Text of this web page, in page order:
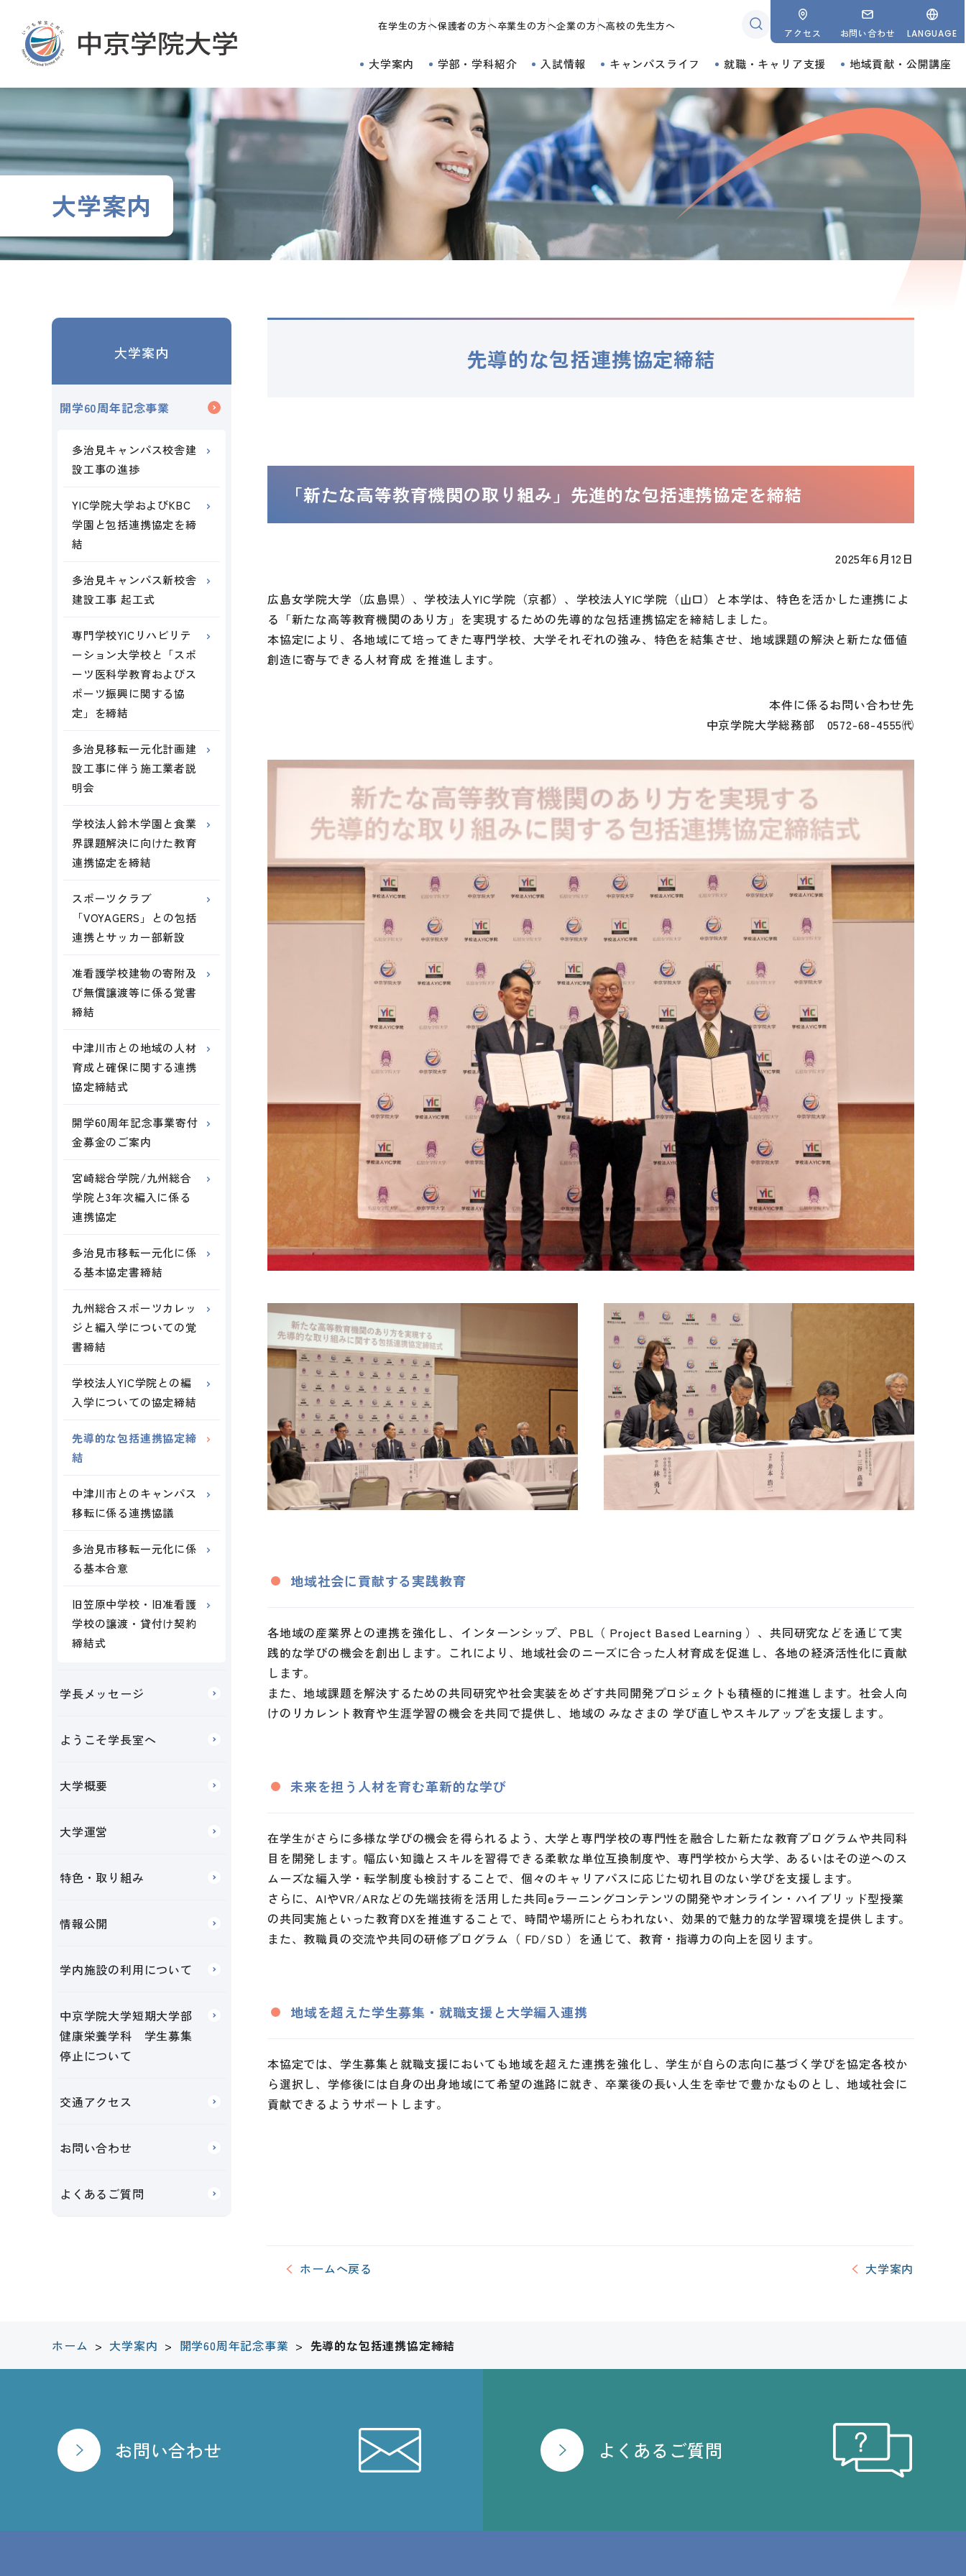
ル
ビ
ゲ
ー
へ
ナ
ゲ
ー
シ
へ
在学生の方へ保護者の方へ卒業生の方へ企業の方へ高校の先生方へ
アクセス お問い合わせ LANGUAGE
大学案内 学部・学科紹介 入試情報 キャンパスライフ 就職・キャリア支援 地域貢献・公開講座
大学案内
先導的な包括連携協定締結
「新たな高等教育機関の取り組み」先進的な包括連携協定を締結
2025年6月12日
広島女学院大学（広島県）、学校法人YIC学院（京都）、学校法人YIC学院（山口）と本学は、特色を活かした連携によ
る「新たな高等教育機関のあり方」を実現するための先導的な包括連携協定を締結しました。
本協定により、各地域にて培ってきた専門学校、大学それぞれの強み、特色を結集させ、地域課題の解決と新たな価値
創造に寄与できる人材育成 を推進します。
本件に係るお問い合わせ先
中京学院大学総務部 0572-68-4555㈹
地域社会に貢献する実践教育
各地域の産業界との連携を強化し、インターンシップ、PBL（ Project Based Learning ）、共同研究などを通じて実
践的な学びの機会を創出します。これにより、地域社会のニーズに合った人材育成を促進し、各地の経済活性化に貢献
します。
また、地域課題を解決するための共同研究や社会実装をめざす共同開発プロジェクトも積極的に推進します。社会人向
けのリカレント教育や生涯学習の機会を共同で提供し、地域の みなさまの 学び直しやスキルアップを支援します。
未来を担う人材を育む革新的な学び
在学生がさらに多様な学びの機会を得られるよう、大学と専門学校の専門性を融合した新たな教育プログラムや共同科
目を開発します。幅広い知識とスキルを習得できる柔軟な単位互換制度や、専門学校から大学、あるいはその逆へのス
ムーズな編入学・転学制度も検討することで、個々のキャリアパスに応じた切れ目のない学びを支援します。
さらに、AIやVR/ARなどの先端技術を活用した共同eラーニングコンテンツの開発やオンライン・ハイブリッド型授業
の共同実施といった教育DXを推進することで、時間や場所にとらわれない、効果的で魅力的な学習環境を提供します。
また、教職員の交流や共同の研修プログラム（ FD/SD ）を通じて、教育・指導力の向上を図ります。
地域を超えた学生募集・就職支援と大学編入連携
本協定では、学生募集と就職支援においても地域を超えた連携を強化し、学生が自らの志向に基づく学びを協定各校か
ら選択し、学修後には自身の出身地域にて希望の進路に就き、卒業後の長い人生を幸せで豊かなものとし、地域社会に
貢献できるようサポートします。
大学案内
開学60周年記念事業
多治見キャンパス校舎建
設工事の進捗
YIC学院大学およびKBC
学園と包括連携協定を締
結
多治見キャンパス新校舎
建設工事 起工式
専門学校YICリハビリテ
ーション大学校と「スポ
ーツ医科学教育およびス
ポーツ振興に関する協
定」を締結
多治見移転一元化計画建
設工事に伴う施工業者説
明会
学校法人鈴木学園と食業
界課題解決に向けた教育
連携協定を締結
スポーツクラブ
「VOYAGERS」との包括
連携とサッカー部新設
准看護学校建物の寄附及
び無償譲渡等に係る覚書
締結
中津川市との地域の人材
育成と確保に関する連携
協定締結式
開学60周年記念事業寄付
金募金のご案内
宮崎総合学院/九州総合
学院と3年次編入に係る
連携協定
多治見市移転一元化に係
る基本協定書締結
九州総合スポーツカレッ
ジと編入学についての覚
書締結
学校法人YIC学院との編
入学についての協定締結
先導的な包括連携協定締
結
中津川市とのキャンパス
移転に係る連携協議
多治見市移転一元化に係
る基本合意
旧笠原中学校・旧准看護
学校の譲渡・貸付け契約
締結式
学長メッセージ
ようこそ学長室へ
大学概要
大学運営
特色・取り組み
情報公開
学内施設の利用について
中京学院大学短期大学部
健康栄養学科 学生募集
停止について
交通アクセス
お問い合わせ
よくあるご質問
大学案内
ホームへ戻る
ホーム > 大学案内 > 開学60周年記念事業 > 先導的な包括連携協定締結
お問い合わせ よくあるご質問